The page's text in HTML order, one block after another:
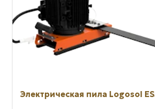
Электрическая пила Logosol